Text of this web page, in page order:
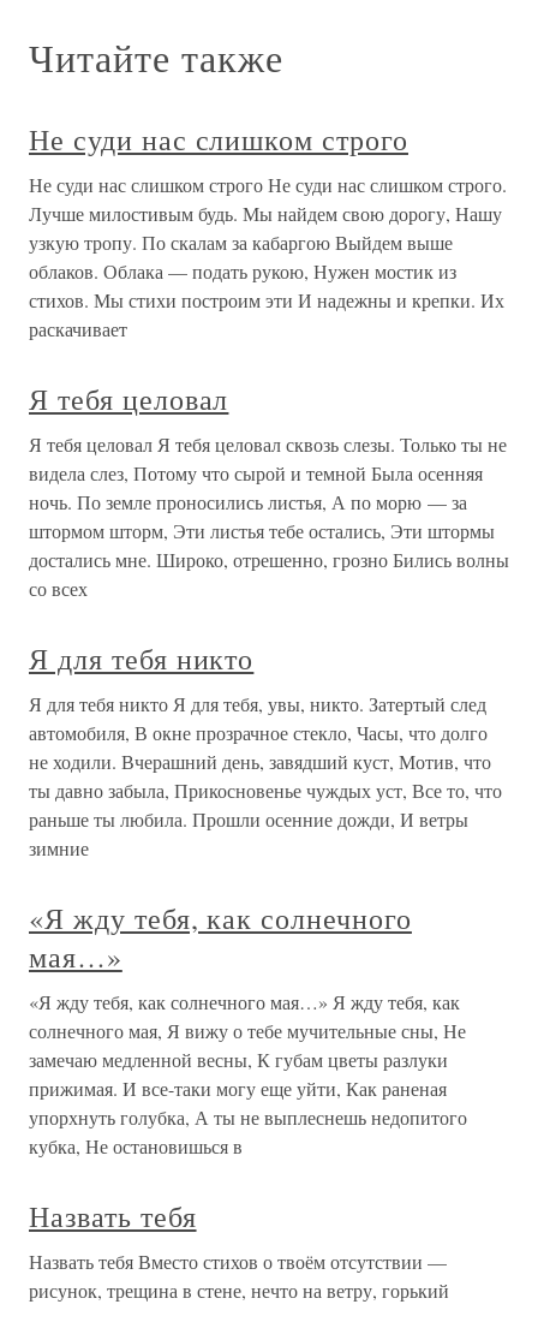
Читайте также
Не суди нас слишком строго
Не суди нас слишком строго Не суди нас слишком строго.
Лучше милостивым будь. Мы найдем свою дорогу, Нашу
узкую тропу. По скалам за кабаргою Выйдем выше
облаков. Облака — подать рукою, Нужен мостик из
стихов. Мы стихи построим эти И надежны и крепки. Их
раскачивает
Я тебя целовал
Я тебя целовал Я тебя целовал сквозь слезы. Только ты не
видела слез, Потому что сырой и темной Была осенняя
ночь. По земле проносились листья, А по морю — за
штормом шторм, Эти листья тебе остались, Эти штормы
достались мне. Широко, отрешенно, грозно Бились волны
со всех
Я для тебя никто
Я для тебя никто Я для тебя, увы, никто. Затертый след
автомобиля, В окне прозрачное стекло, Часы, что долго
не ходили. Вчерашний день, завядший куст, Мотив, что
ты давно забыла, Прикосновенье чуждых уст, Все то, что
раньше ты любила. Прошли осенние дожди, И ветры
зимние
«Я жду тебя, как солнечного
мая…»
«Я жду тебя, как солнечного мая…» Я жду тебя, как
солнечного мая, Я вижу о тебе мучительные сны, Не
замечаю медленной весны, К губам цветы разлуки
прижимая. И все-таки могу еще уйти, Как раненая
упорхнуть голубка, А ты не выплеснешь недопитого
кубка, Не остановишься в
Назвать тебя
Назвать тебя Вместо стихов о твоём отсутствии —
рисунок, трещина в стене, нечто на ветру, горький